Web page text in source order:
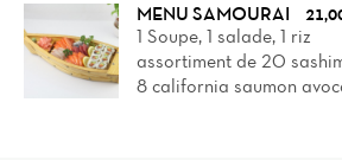
MENU SAMOURAI
1 Soupe, 1 salade, 1 riz
assortiment de 20
8 california saumon